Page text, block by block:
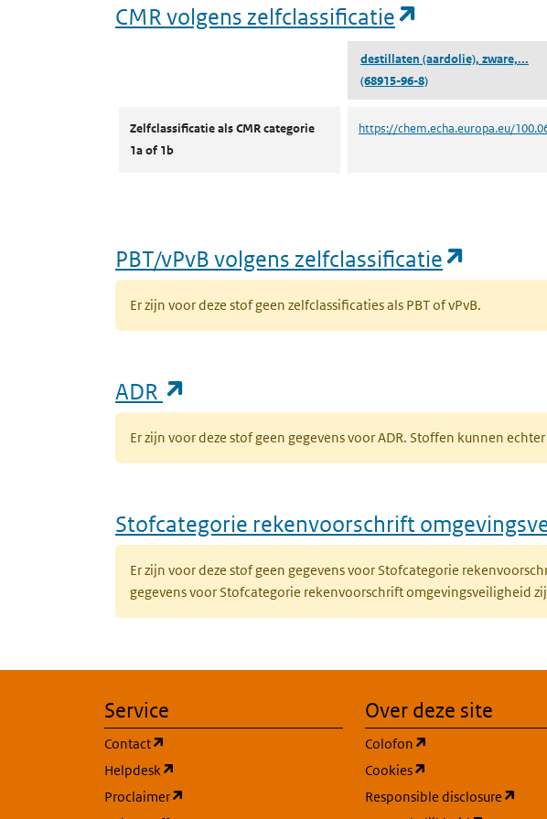
CMR volgens zelfclassificatie
destillaten (aardolie), zware,...
(68915-96-8)
Zelfclassificatie als CMR categorie
1a of 1b
https://chem.echa.europa.eu/
PBT/vPvB volgens zelfclassificatie
Er zijn voor deze stof geen zelfclassificaties als PBT of vPvB.
ADR
Er zijn voor deze stof geen gegevens voor ADR. Stoffen kunnen
Stofcategorie rekenvoorschrift
Er zijn voor deze stof geen gegevens voor Stofcategorie
gegevens voor Stofcategorie rekenvoorschrift omgevingsveiligheid
Service
Contact
Helpdesk
Proclaimer
Over deze site
Colofon
Cookies
Responsible disclosure